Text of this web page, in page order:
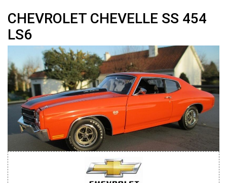
CHEVROLET CHEVELLE SS 454
LS6